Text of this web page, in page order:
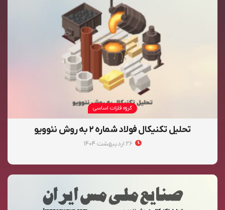
گروه فلزات اساسی
تحلیل تکنیکال فولاد شماره ۲ به روش نئوویو